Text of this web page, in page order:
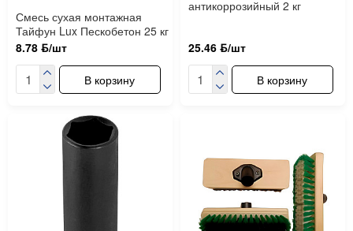
Смесь сухая монтажная
Тайфун Lux Пескобетон 25 кг
8.78 ƃ/шт
В корзину
антикоррозийный 2 кг
25.46 ƃ/шт
В корзину